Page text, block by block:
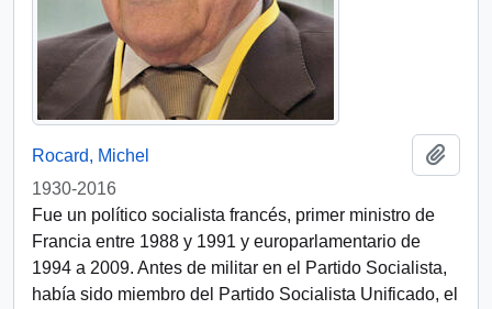
Rocard, Michel
1930-2016
Fue un político socialista francés, primer ministro de
Francia entre 1988 y 1991 y europarlamentario de
1994 a 2009. Antes de militar en el Partido Socialista,
había sido miembro del Partido Socialista Unificado, el